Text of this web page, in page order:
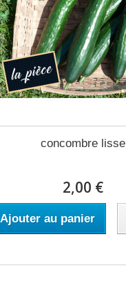
concombre lisse
2,00 €
Ajouter au panier